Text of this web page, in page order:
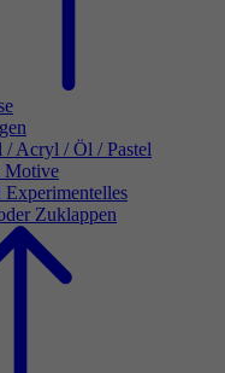
/ Acryl / Öl / Pastel
Motive
Zuklappen